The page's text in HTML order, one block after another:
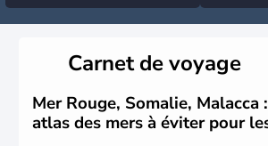
Carnet de voyage
Mer Rouge, Somalie, Malacca
atlas des mers à éviter pour